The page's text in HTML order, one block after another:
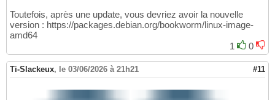
Toutefois, après une update, vous devriez avoir la nouvelle
version : https://packages.debian.org/bookworm/linux-image-
amd64
1
0
Ti-Slackeux, le 03/06/2026 à 21h21 #11